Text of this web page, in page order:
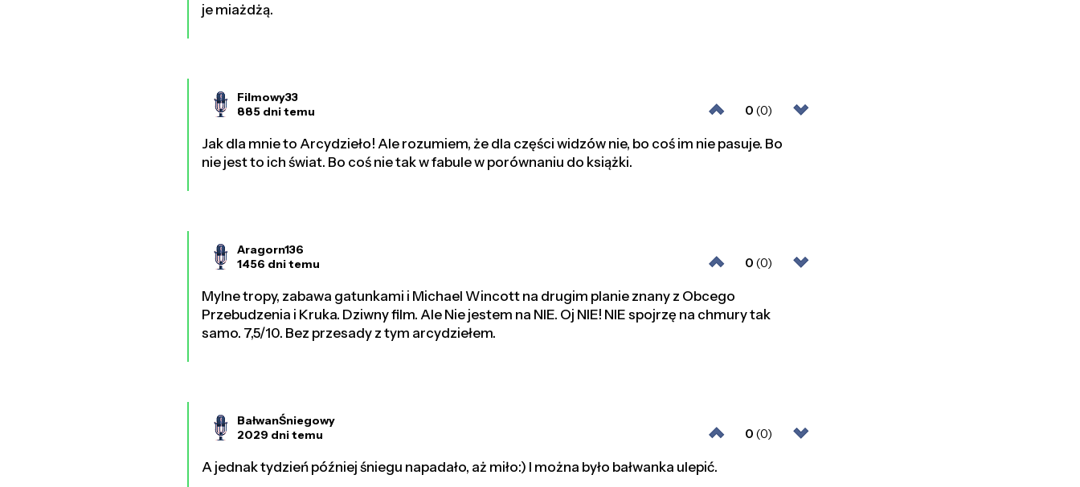
je miażdżą.
0 (0)
Filmowy33
885 dni temu
Jak dla mnie to Arcydzieło! Ale rozumiem, że dla części widzów nie, bo coś im nie pasuje. Bo
nie jest to ich świat. Bo coś nie tak w fabule w porównaniu do książki.
0 (0)
Aragorn136
1456 dni temu
Mylne tropy, zabawa gatunkami i Michael Wincott na drugim planie znany z Obcego
Przebudzenia i Kruka. Dziwny film. Ale Nie jestem na NIE. Oj NIE! NIE spojrzę na chmury tak
samo. 7,5/10. Bez przesady z tym arcydziełem.
0 (0)
BałwanŚniegowy
2029 dni temu
A jednak tydzień później śniegu napadało, aż miło:) I można było bałwanka ulepić.